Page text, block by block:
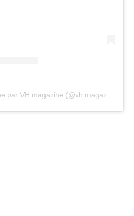
Une publication partagée par VH magazine (@vh.magazine)